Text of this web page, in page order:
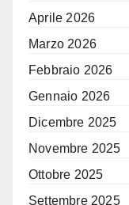
Aprile 2026
Marzo 2026
Febbraio 2026
Gennaio 2026
Dicembre 2025
Novembre 2025
Ottobre 2025
Settembre 2025